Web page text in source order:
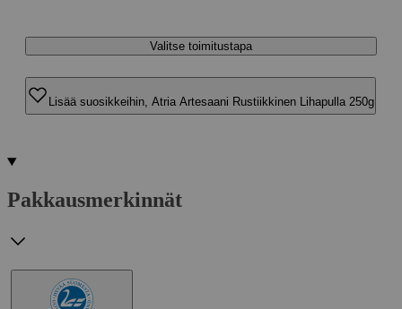
Valitse toimitustapa
Lisää suosikkeihin, Atria Artesaani Rustiikkinen Lihapulla 250g
Pakkausmerkinnät